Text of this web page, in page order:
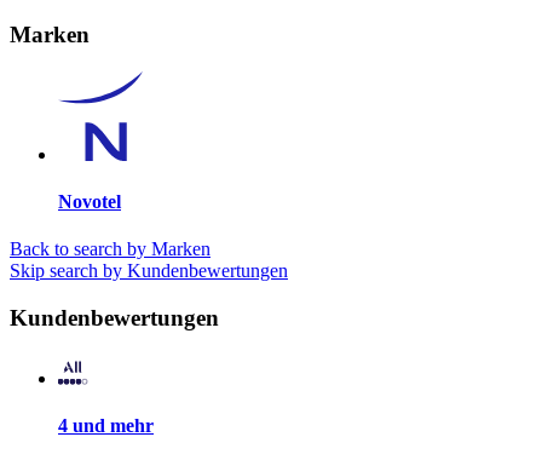
Marken
Novotel
Back to search by Marken
Skip search by Kundenbewertungen
Kundenbewertungen
4 und mehr